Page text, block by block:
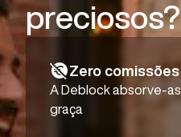
preciosos?
Zero
A Deblock absorve-
graça